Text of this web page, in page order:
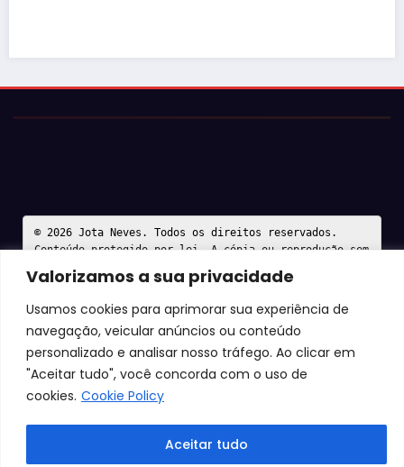
Valorizamos a sua privacidade
Usamos cookies para aprimorar sua experiência de
navegação, veicular anúncios ou conteúdo
personalizado e analisar nosso tráfego. Ao clicar em
"Aceitar tudo", você concorda com o uso de
cookies. Cookie Policy
Aceitar tudo
© 2026 Jota Neves. Todos os direitos reservados.
Conteúdo protegido por lei. A cópia ou reprodução sem
autorização expressa está sujeita às penalidades
legais.